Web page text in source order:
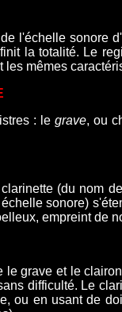
l'échelle sonore
la totalité. Le
mêmes
: le grave, ou
(du nom
sonore)
empreint de
grave et le
difficulté. Le
ou en usant de